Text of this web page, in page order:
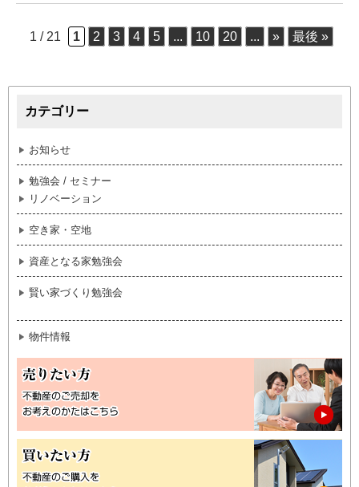
1 / 21 1 2 3 4 5 ... 10 20 ... » 最後 »
カテゴリー
お知らせ
勉強会 / セミナー
リノベーション
空き家・空地
資産となる家勉強会
賢い家づくり勉強会
物件情報